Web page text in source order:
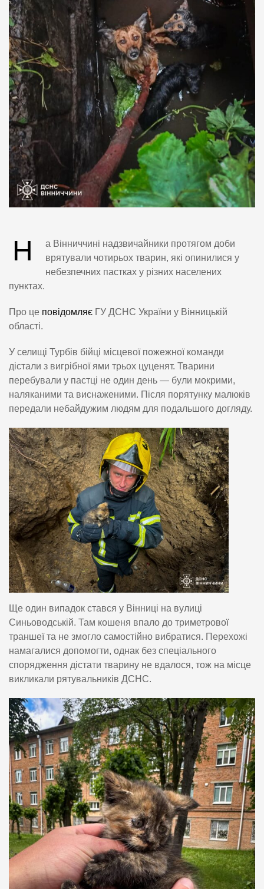
Н
а Вінниччині надзвичайники протягом доби
врятували чотирьох тварин, які опинилися у
небезпечних пастках у різних населених
пунктах.
Про це повідомляє ГУ ДСНС України у Вінницькій
області.
У селищі Турбів бійці місцевої пожежної команди
дістали з вигрібної ями трьох цуценят. Тварини
перебували у пастці не один день — були мокрими,
наляканими та виснаженими. Після порятунку малюків
передали небайдужим людям для подальшого догляду.
Ще один випадок стався у Вінниці на вулиці
Синьоводській. Там кошеня впало до триметрової
траншеї та не змогло самостійно вибратися. Перехожі
намагалися допомогти, однак без спеціального
спорядження дістати тварину не вдалося, тож на місце
викликали рятувальників ДСНС.